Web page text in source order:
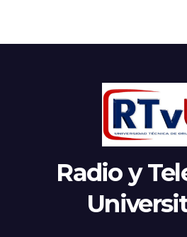
Radio y